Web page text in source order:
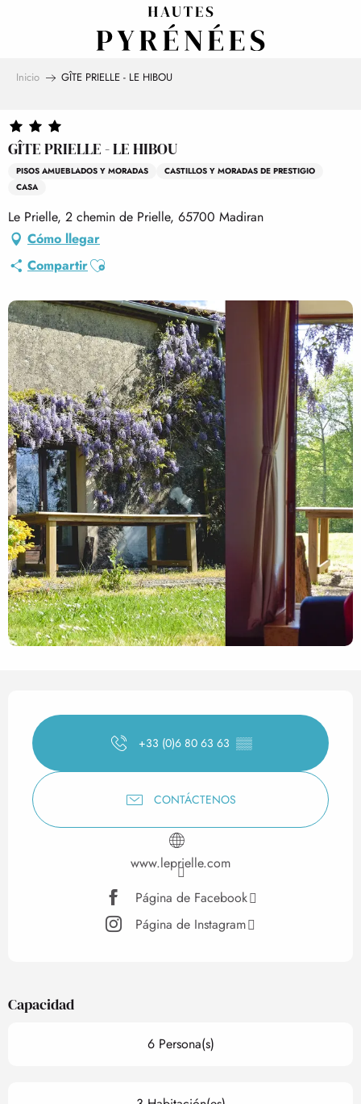
Inicio GÎTE PRIELLE - LE HIBOU
GÎTE PRIELLE - LE HIBOU
PISOS AMUEBLADOS Y MORADAS
CASTILLOS Y MORADAS DE PRESTIGIO
CASA
Le Prielle, 2 chemin de Prielle, 65700 Madiran
Cómo llegar
CompartirAjouter aux favoris
Horarios y datos de
+33 (0)6 80 63 63 ▒▒
CONTÁCTENOS
www.leprielle.com
Página de Facebook
Página de Instagram
Capacidad
6 Persona(s)